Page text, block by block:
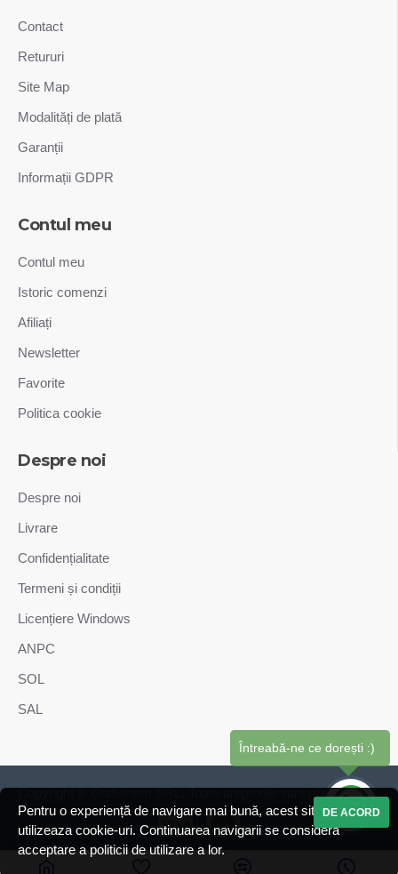
Contact
Retururi
Site Map
Modalități de plată
Garanții
Informații GDPR
Contul meu
Contul meu
Istoric comenzi
Afiliați
Newsletter
Favorite
Politica cookie
Despre noi
Despre noi
Livrare
Confidențialitate
Termeni și condiții
Licențiere Windows
ANPC
SOL
SAL
Copyright © GiaSistem SRL. Toate drepturile sunt rezervate.
Întreabă-ne ce dorești :)
DE ACORD
Pentru o experiență de navigare mai bună, acest site web
utilizeaza cookie-uri. Continuarea navigarii se considera
acceptare a politicii de utilizare a lor.